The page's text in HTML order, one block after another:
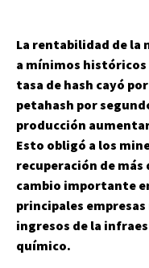
La rentabilidad de la
a mínimos históricos
tasa de hash cayó
petahash por
producción
Esto obligó a los
recuperación de más
cambio importante
principales
ingresos de la
químico.